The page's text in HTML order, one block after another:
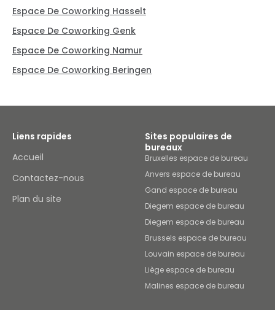
Espace De Coworking Hasselt
Espace De Coworking Genk
Espace De Coworking Namur
Espace De Coworking Beringen
Liens rapides
Accueil
Contactez-nous
Plan du site
Sites populaires de
bureaux
Bruxelles espace de bureau
Anvers espace de bureau
Gand espace de bureau
Diegem espace de bureau
Diegem espace de bureau
Brussels espace de bureau
Louvain espace de bureau
Liège espace de bureau
Malines espace de bureau